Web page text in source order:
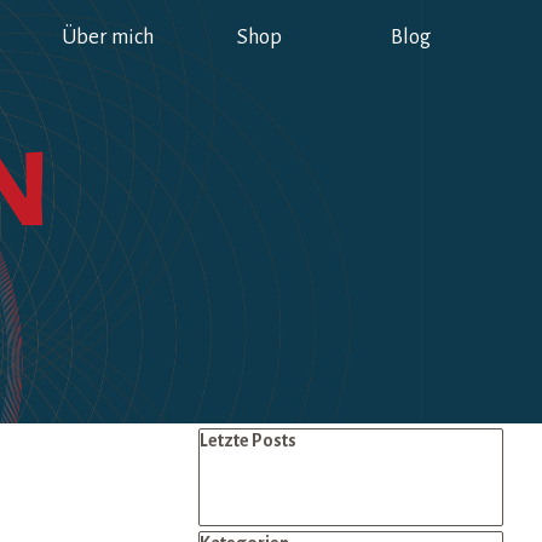
Über mich Shop ▼
Blog
Block überspringen Letzte Posts
Letzte Posts